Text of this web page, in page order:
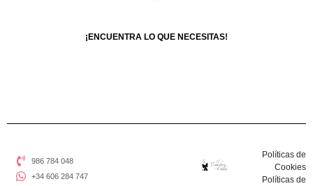
¡ENCUENTRA LO QUE NECESITAS!
986 784 048
+34 606 284 747
Políticas de
Cookies
Políticas de